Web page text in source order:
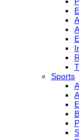
Sports